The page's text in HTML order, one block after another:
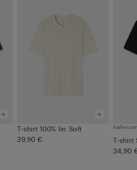
T-shirt 100% lin Soft
39,90 €
T-shirt
34,90